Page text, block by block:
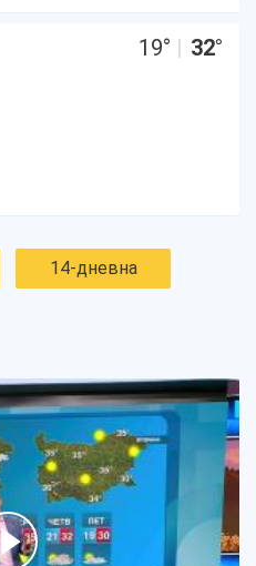
19° | 32°
14-дневна